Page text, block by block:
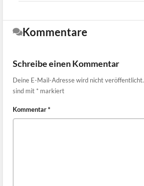
Kommentare
Schreibe einen Kommentar
Deine E-Mail-Adresse wird nicht veröffentlicht.
sind mit * markiert
Kommentar*